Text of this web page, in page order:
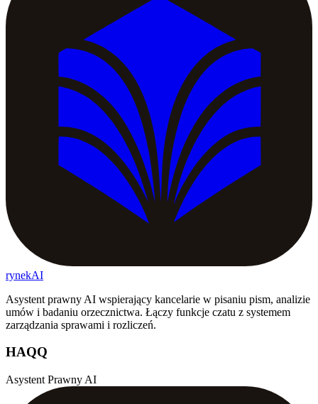
rynekAI
Asystent prawny AI wspierający kancelarie w pisaniu pism, analizie
umów i badaniu orzecznictwa. Łączy funkcje czatu z systemem
zarządzania sprawami i rozliczeń.
HAQQ
Asystent Prawny AI